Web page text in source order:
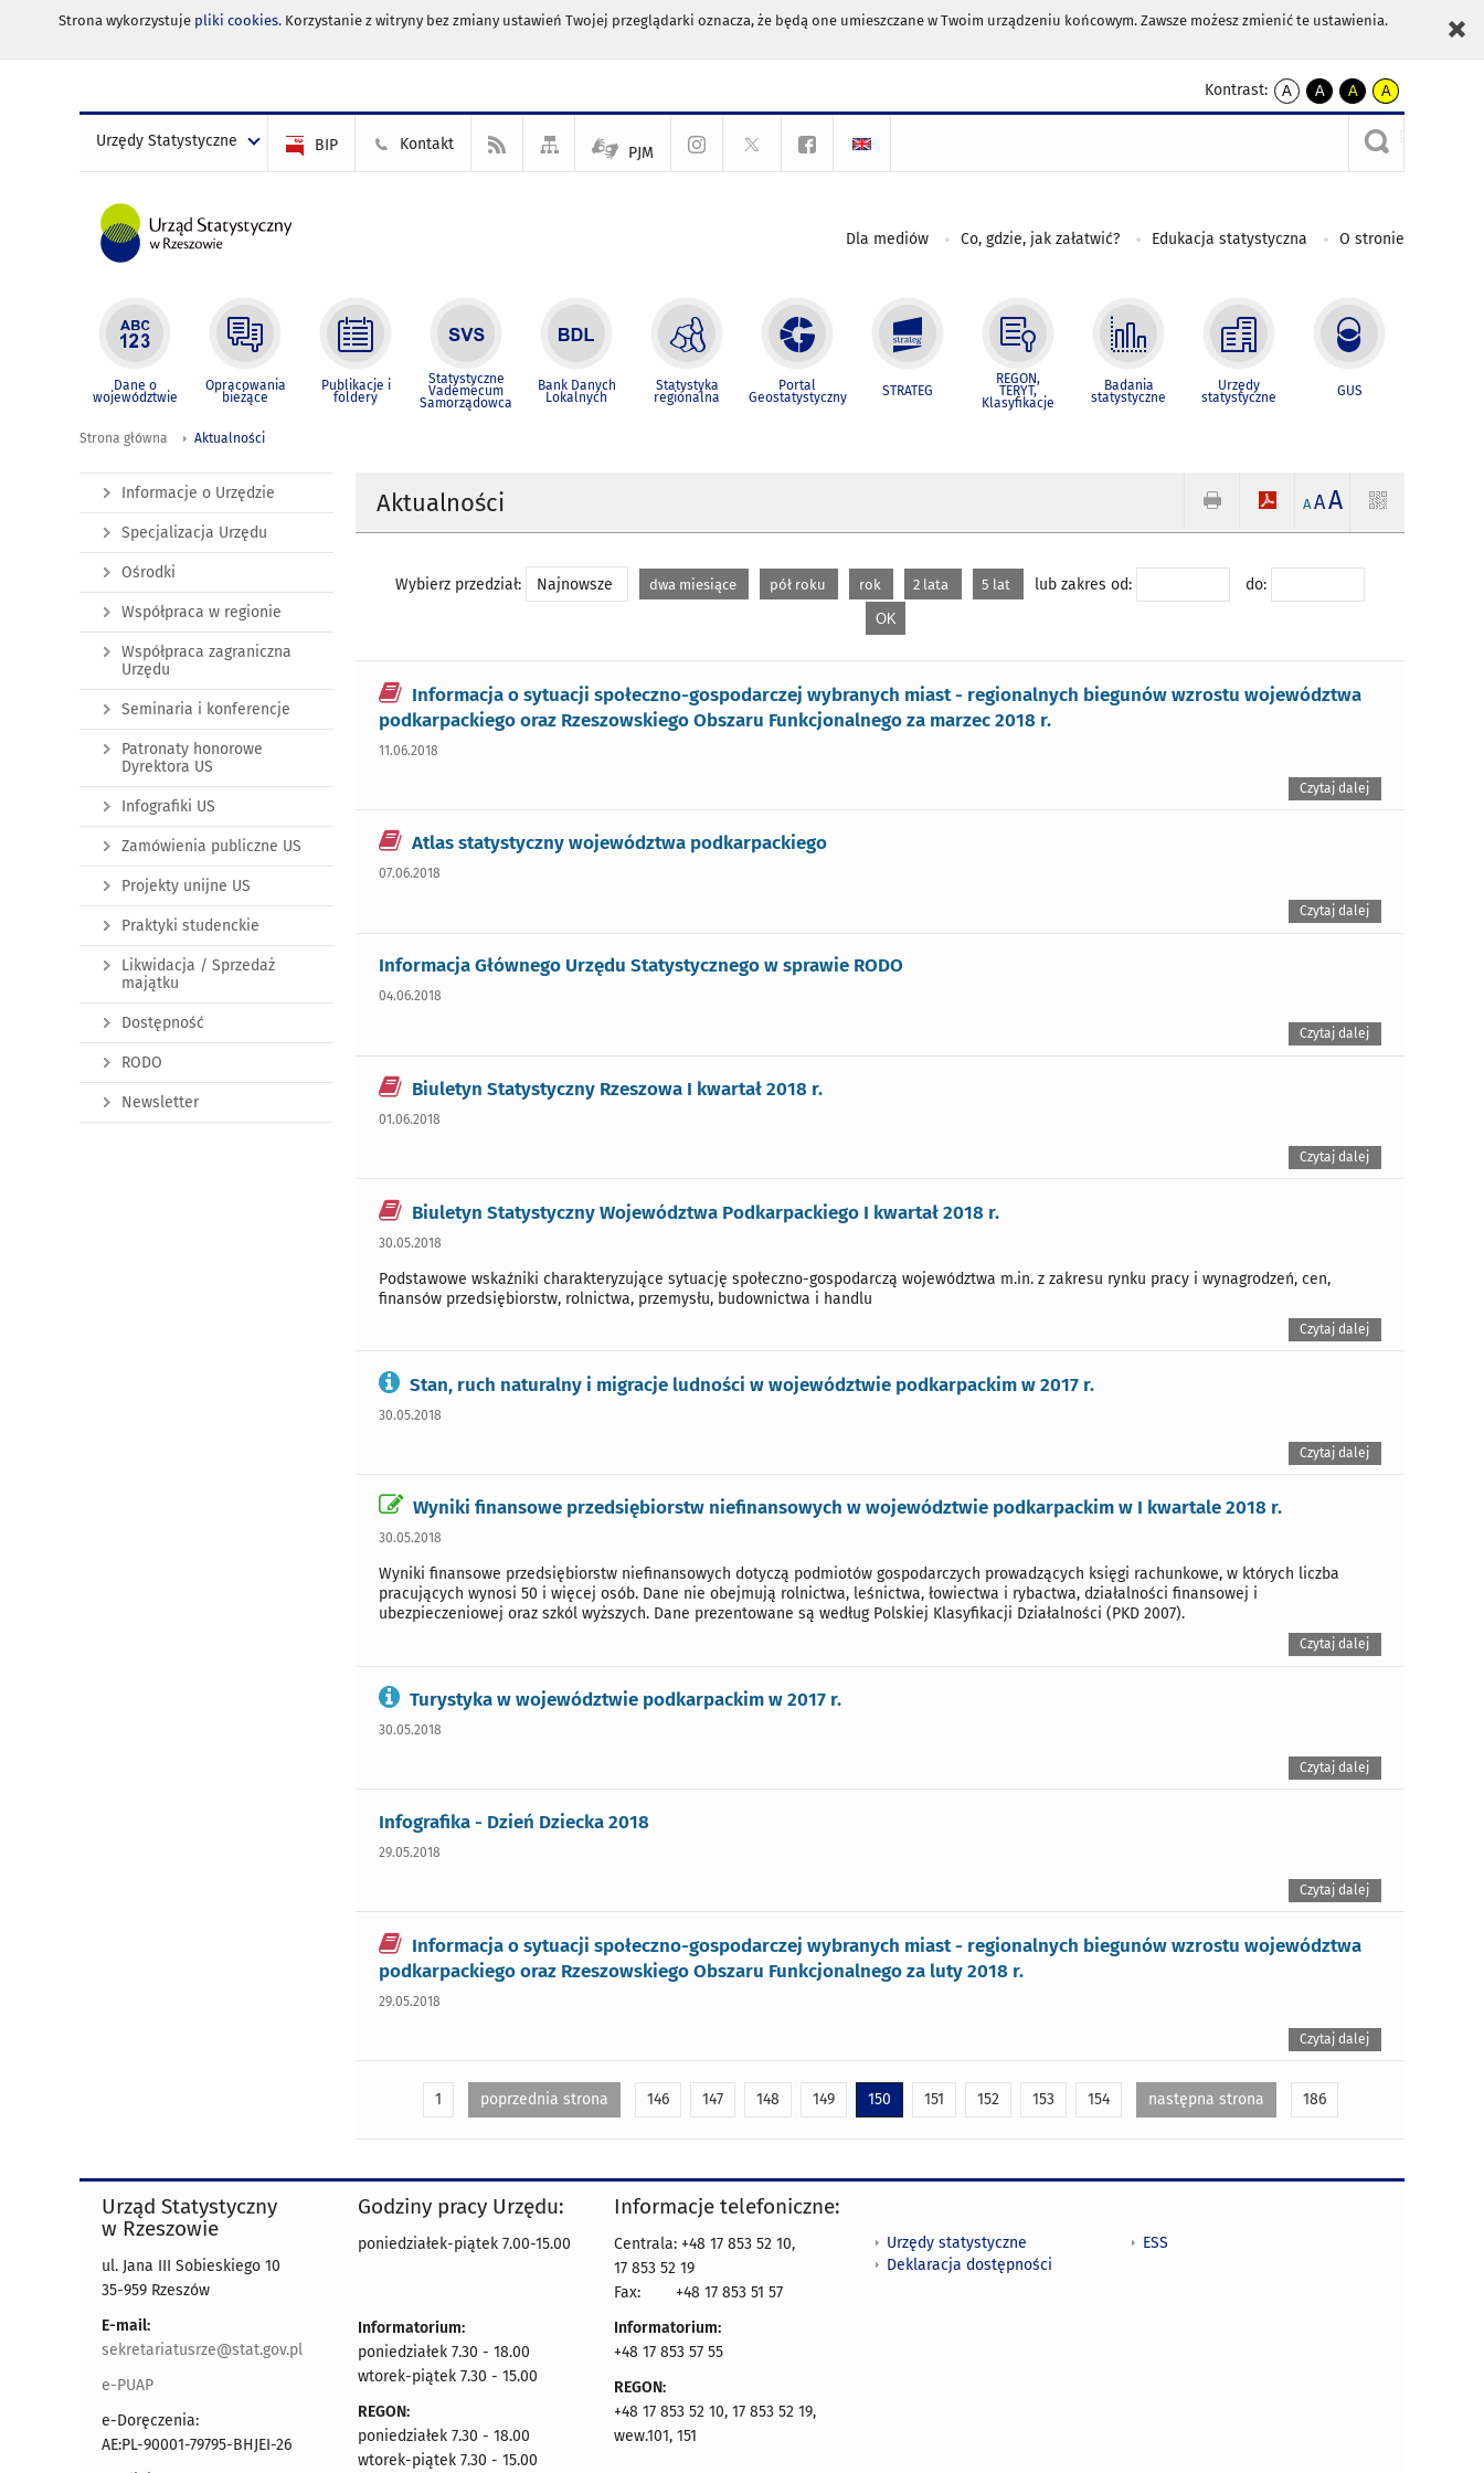
Strona wykorzystuje pliki cookies. Korzystanie z witryny bez zmiany ustawień Twojej przeglądarki oznacza, że będą one umieszczane w Twoim urządzeniu końcowym. Zawsze możesz zmienić te ustawienia.
Kontrast:
A
kontrast
A
kontrast
czarnym
A
kontrast
żółty
tekst
czarnym
A
kontrast
czarny
tekst
żółtym
Urzędy Statystyczne BIP Kontakt PJM
Dla mediów Co, gdzie, jak załatwić? Edukacja statystyczna O stronie
Dane o
województwie
Opracowania
bieżące
Publikacje i
foldery
Statystyczne
Vademecum
Samorządowca
Bank Danych
Lokalnych
Statystyka
regionalna
Portal
Geostatystyczny STRATEG
REGON,
TERYT,
Klasyfikacje
Badania
statystyczne
Urzędy
statystyczne GUS
Strona główna Aktualności
Aktualności A AA
Wybierz przedział: Najnowsze dwa miesiące pół roku rok 2 lata 5 lat lub zakres od: do:
Informacja o sytuacji społeczno-gospodarczej wybranych miast - regionalnych biegunów wzrostu województwa
podkarpackiego oraz Rzeszowskiego Obszaru Funkcjonalnego za marzec 2018 r.
11.06.2018
Czytaj dalej
Atlas statystyczny województwa podkarpackiego
07.06.2018
Czytaj dalej
Informacja Głównego Urzędu Statystycznego w sprawie RODO
04.06.2018
Czytaj dalej
Biuletyn Statystyczny Rzeszowa I kwartał 2018 r.
01.06.2018
Czytaj dalej
Biuletyn Statystyczny Województwa Podkarpackiego I kwartał 2018 r.
30.05.2018
Podstawowe wskaźniki charakteryzujące sytuację społeczno-gospodarczą województwa m.in. z zakresu rynku pracy i wynagrodzeń, cen,
finansów przedsiębiorstw, rolnictwa, przemysłu, budownictwa i handlu
Czytaj dalej
Stan, ruch naturalny i migracje ludności w województwie podkarpackim w 2017 r.
30.05.2018
Czytaj dalej
Wyniki finansowe przedsiębiorstw niefinansowych w województwie podkarpackim w I kwartale 2018 r.
30.05.2018
Wyniki finansowe przedsiębiorstw niefinansowych dotyczą podmiotów gospodarczych prowadzących księgi rachunkowe, w których liczba
pracujących wynosi 50 i więcej osób. Dane nie obejmują rolnictwa, leśnictwa, łowiectwa i rybactwa, działalności finansowej i
ubezpieczeniowej oraz szkól wyższych. Dane prezentowane są według Polskiej Klasyfikacji Działalności (PKD 2007).
Czytaj dalej
Turystyka w województwie podkarpackim w 2017 r.
30.05.2018
Czytaj dalej
Infografika - Dzień Dziecka 2018
29.05.2018
Czytaj dalej
Informacja o sytuacji społeczno-gospodarczej wybranych miast - regionalnych biegunów wzrostu województwa
podkarpackiego oraz Rzeszowskiego Obszaru Funkcjonalnego za luty 2018 r.
29.05.2018
Czytaj dalej
1 poprzednia strona 146 147 148 149 150 151 152 153 154 następna strona 186
Informacje o Urzędzie
Specjalizacja Urzędu
Ośrodki
Współpraca w regionie
Współpraca zagraniczna
Urzędu
Seminaria i konferencje
Patronaty honorowe
Dyrektora US
Infografiki US
Zamówienia publiczne US
Projekty unijne US
Praktyki studenckie
Likwidacja / Sprzedaż
majątku
Dostępność
RODO
Newsletter
Urząd Statystyczny
w Rzeszowie
ul. Jana III Sobieskiego 10
35-959 Rzeszów
E-mail:
sekretariatusrze@stat.gov.pl
e-PUAP
e-Doręczenia:
AE:PL-90001-79795-BHJEI-26
Godziny pracy Urzędu:
poniedziałek-piątek 7.00-15.00
Informatorium:
poniedziałek 7.30 - 18.00
wtorek-piątek 7.30 - 15.00
REGON:
poniedziałek 7.30 - 18.00
wtorek-piątek 7.30 - 15.00
Informacje telefoniczne:
Centrala: +48 17 853 52 10,
17 853 52 19
Fax:
+48 17 853 51 57
Informatorium:
+48 17 853 57 55
REGON:
+48 17 853 52 10, 17 853 52 19,
wew.101, 151
Urzędy statystyczne
Deklaracja dostępności
ESS